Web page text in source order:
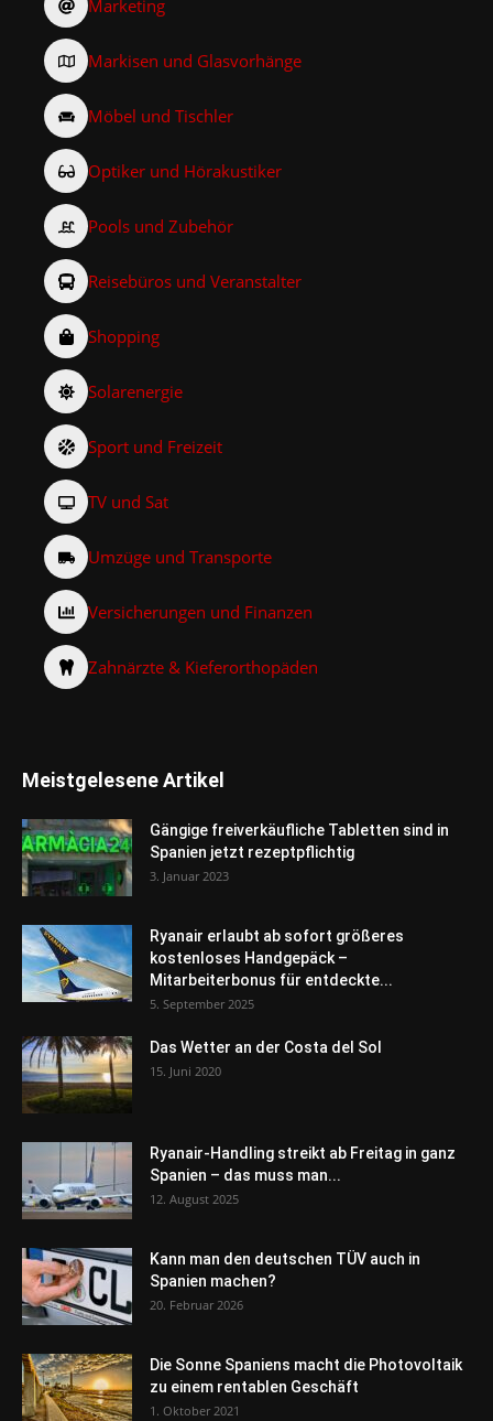
Marketing
Markisen und Glasvorhänge
Möbel und Tischler
Optiker und Hörakustiker
Pools und Zubehör
Reisebüros und Veranstalter
Shopping
Solarenergie
Sport und Freizeit
TV und Sat
Umzüge und Transporte
Versicherungen und Finanzen
Zahnärzte & Kieferorthopäden
Meistgelesene Artikel
Gängige freiverkäufliche Tabletten sind in
Spanien jetzt rezeptpflichtig
3. Januar 2023
Ryanair erlaubt ab sofort größeres
kostenloses Handgepäck –
Mitarbeiterbonus für entdeckte...
5. September 2025
Das Wetter an der Costa del Sol
15. Juni 2020
Ryanair-Handling streikt ab Freitag in ganz
Spanien – das muss man...
12. August 2025
Kann man den deutschen TÜV auch in
Spanien machen?
20. Februar 2026
Die Sonne Spaniens macht die Photovoltaik
zu einem rentablen Geschäft
1. Oktober 2021